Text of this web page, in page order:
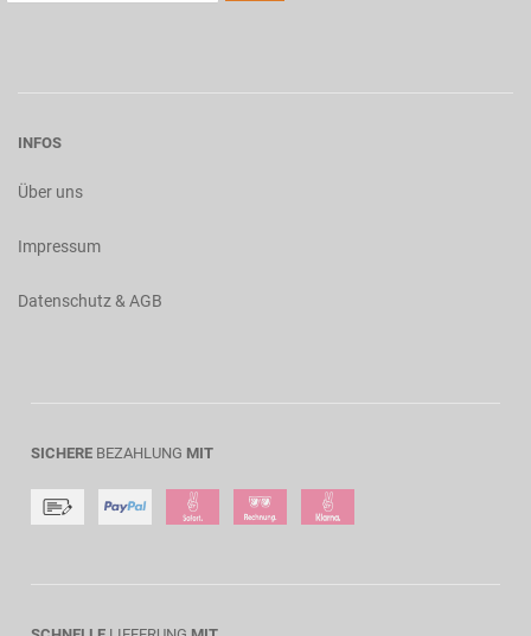
INFOS
Über uns
Impressum
Datenschutz & AGB
SICHERE BEZAHLUNG MIT